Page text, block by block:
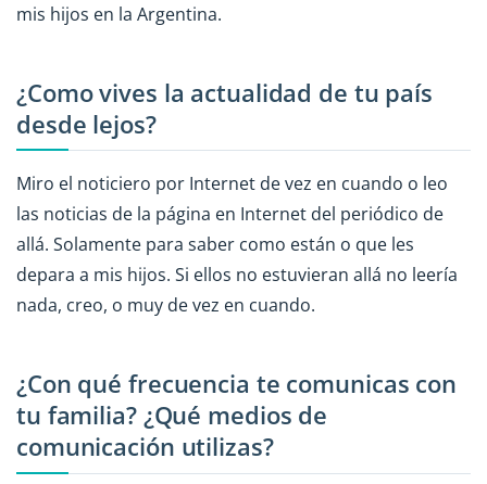
mis hijos en la Argentina.
¿Como vives la actualidad de tu país
desde lejos?
Miro el noticiero por Internet de vez en cuando o leo
las noticias de la página en Internet del periódico de
allá. Solamente para saber como están o que les
depara a mis hijos. Si ellos no estuvieran allá no leería
nada, creo, o muy de vez en cuando.
¿Con qué frecuencia te comunicas con
tu familia? ¿Qué medios de
comunicación utilizas?